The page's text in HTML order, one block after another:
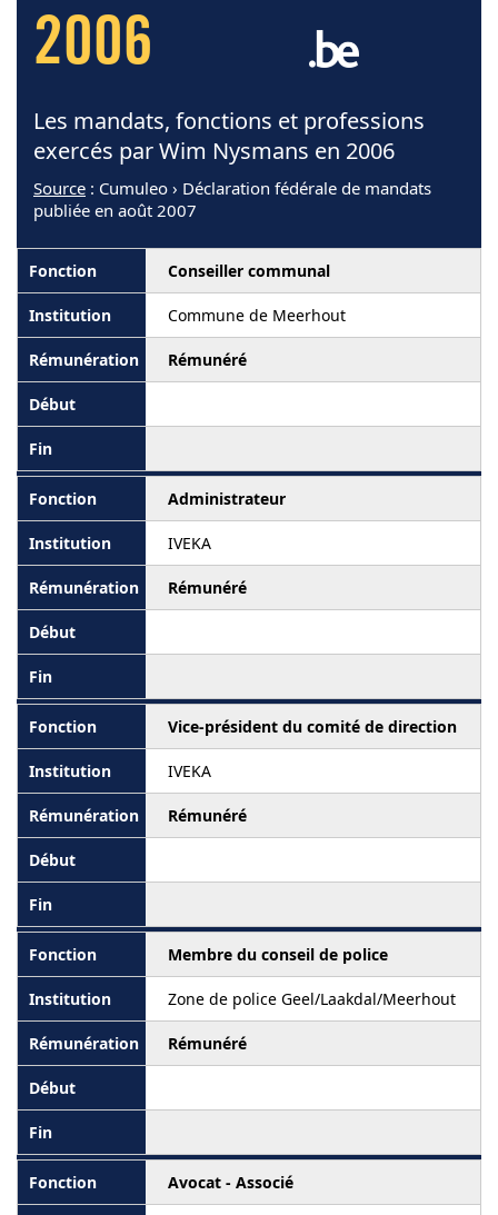
2006
Les mandats, fonctions et professions
exercés par Wim Nysmans en 2006
Source : Cumuleo › Déclaration fédérale de mandats
publiée en août 2007
Conseiller communal
Commune de Meerhout
Rémunéré
Administrateur
IVEKA
Rémunéré
Vice-président du comité de direction
IVEKA
Rémunéré
Membre du conseil de police
Zone de police Geel/Laakdal/Meerhout
Rémunéré
Avocat - Associé